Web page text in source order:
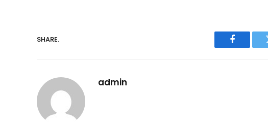
SHARE.
Facebook
admin